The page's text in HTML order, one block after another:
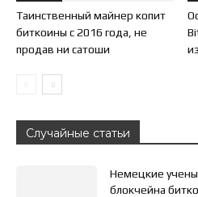
Таинственный майнер копит
биткоины с 2016 года, не
продав ни сатоши
Случайные статьи
Немецкие
блокчейна